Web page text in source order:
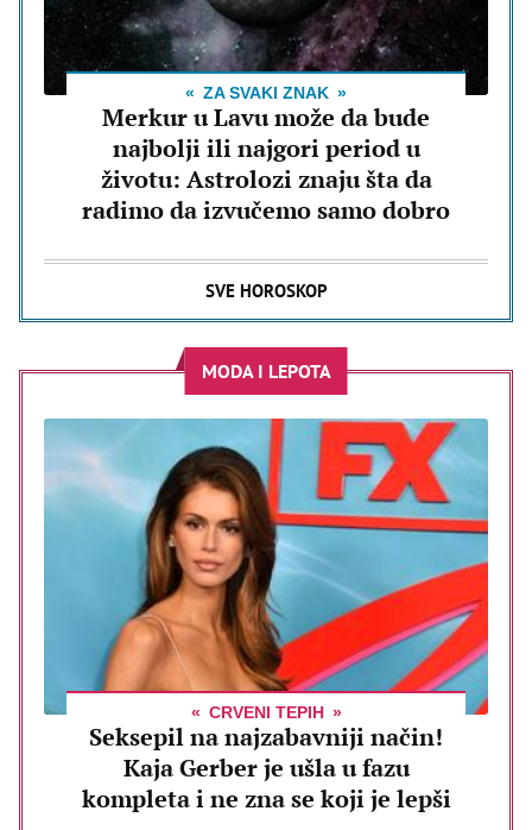
ZA SVAKI ZNAK
Merkur u Lavu može da bude
najbolji ili najgori period u
životu: Astrolozi znaju šta da
radimo da izvučemo samo dobro
SVE HOROSKOP
MODA I LEPOTA
CRVENI TEPIH
Seksepil na najzabavniji način!
Kaja Gerber je ušla u fazu
kompleta i ne zna se koji je lepši